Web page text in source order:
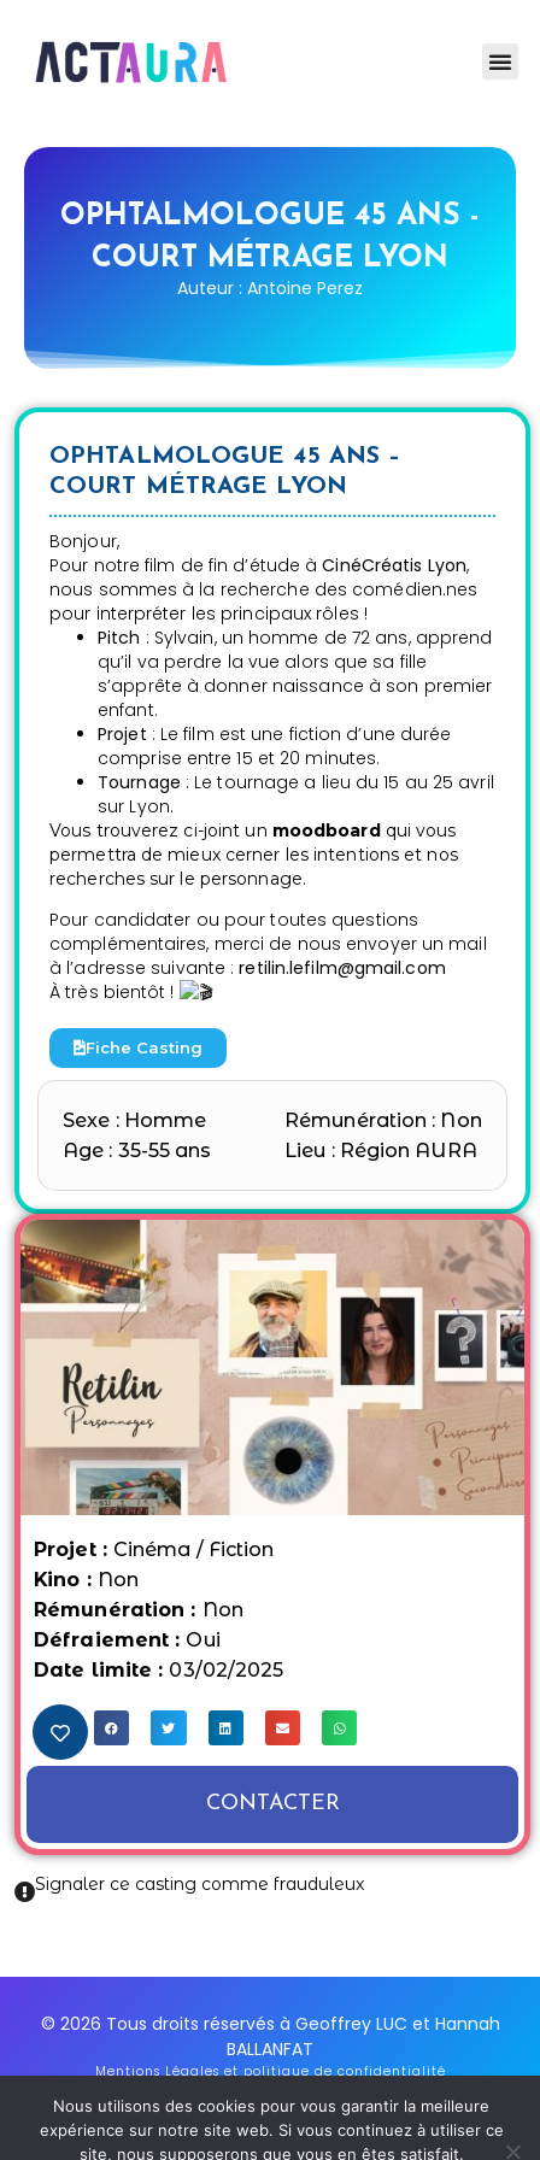
OPHTALMOLOGUE 45 ANS -
COURT MÉTRAGE LYON
Auteur : Antoine Perez
OPHTALMOLOGUE 45 ANS –
COURT MÉTRAGE LYON
Bonjour,
Pour notre film de fin d’étude àCinéCréatis Lyon,
nous sommes à la recherche des comédien.nes
pour interpréter les principaux rôles !
Pitch : Sylvain, un homme de 72 ans, apprend
qu’il va perdre la vue alors que sa fille
s’apprête à donner naissance à son premier
enfant.
Projet : Le film est une fiction d’une durée
comprise entre 15 et 20 minutes.
Tournage : Le tournage a lieu du 15 au 25 avril
sur Lyon.
Vous trouverez ci-joint un moodboardqui vous
permettra de mieux cerner les intentions et nos
recherches sur le personnage.
Pour candidater ou pour toutes questions
complémentaires, merci de nous envoyer un mail
à l’adresse suivante :retilin.lefilm@gmail.com
À très bientôt !
Fiche Casting
Sexe : Homme
Age : 35-55 ans
Rémunération : Non
Lieu : Région AURA
Projet : Cinéma / Fiction
Kino : Non
Rémunération : Non
Défraiement : Oui
Date limite : 03/02/2025
CONTACTER
Signaler ce casting comme frauduleux
© 2026 Tous droits réservés à Geoffrey LUC et Hannah
BALLANFAT
Mentions Légales et politique de confidentialité
Inscription Newsletter
Nous utilisons des cookies pour vous garantir la meilleure
expérience sur notre site web. Si vous continuez à utiliser ce
site, nous supposerons que vous en êtes satisfait.